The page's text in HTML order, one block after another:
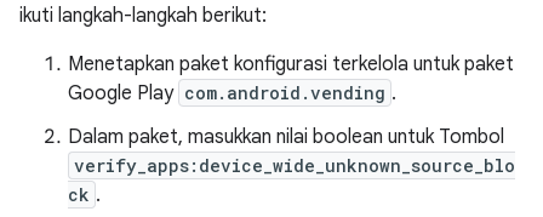
ikuti langkah-langkah berikut:
Menetapkan paket konfigurasi terkelola untuk paket
Google Play com.android.vending .
Dalam paket, masukkan nilai boolean untuk Tombol
verify_apps:device_wide_unknown_source_blo
ck .